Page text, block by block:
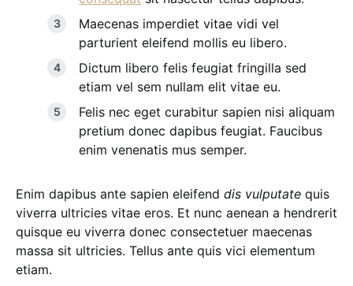
Maecenas imperdiet vitae vidi vel
parturient eleifend mollis eu libero.
Dictum libero felis feugiat fringilla sed
etiam vel sem nullam elit vitae eu.
Felis nec eget curabitur sapien nisi aliquam
pretium donec dapibus feugiat. Faucibus
enim venenatis mus semper.
Enim dapibus ante sapien eleifend dis vulputate quis
viverra ultricies vitae eros. Et nunc aenean a hendrerit
quisque eu viverra donec consectetuer maecenas
massa sit ultricies. Tellus ante quis vici elementum
etiam.